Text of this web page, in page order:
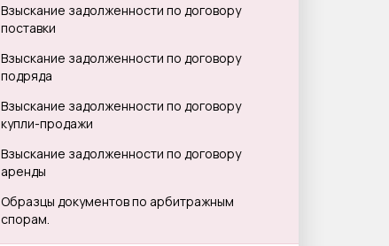
Взыскание задолженности по договору
поставки
Взыскание задолженности по договору
подряда
Взыскание задолженности по договору
купли-продажи
Взыскание задолженности по договору
аренды
Образцы документов по арбитражным
спорам.